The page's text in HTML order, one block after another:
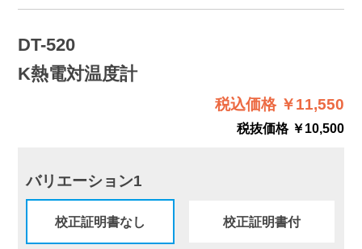
DT-520
K熱電対温度計
税込価格 ￥11,550
税抜価格 ￥10,500
バリエーション1
校正証明書なし 校正証明書付